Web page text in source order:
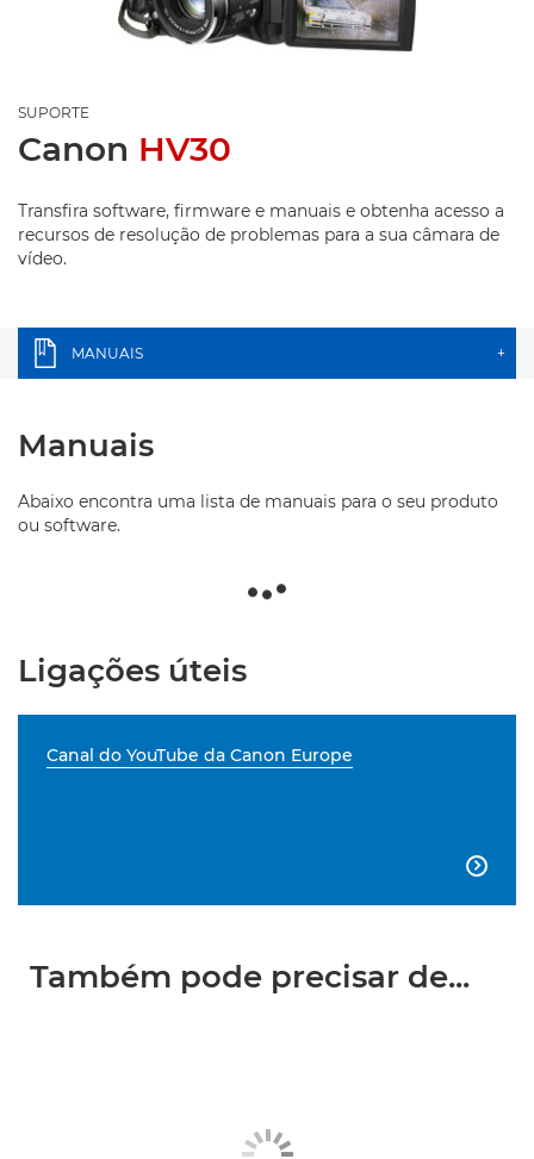
SUPORTE
Canon HV30
Transfira software, firmware e manuais e obtenha acesso a
recursos de resolução de problemas para a sua câmara de
vídeo.
MANUAIS +
Manuais
Abaixo encontra uma lista de manuais para o seu produto
ou software.
Ligações úteis
Canal do YouTube da Canon Europe

Também pode precisar de...